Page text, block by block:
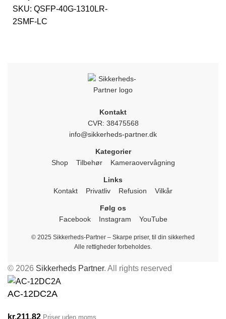
SKU: QSFP-40G-1310LR-
2SMF-LC
Kontakt
CVR: 38475568
info@sikkerheds-partner.dk
Kategorier
Shop
Tilbehør Kameraovervågning
Links
Kontakt
Privatliv Refusion Vilkår
Følg os
Facebook
Instagram YouTube
© 2025 Sikkerheds-Partner – Skarpe priser, til din sikkerhed
Alle rettigheder forbeholdes.
© 2026 Sikkerheds Partner. All rights reserved
AC-12DC2A
kr.211.82 Priser uden moms